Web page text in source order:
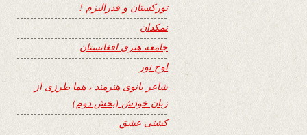
تورکستان و فدرالیزم !
نمکدان
جامعه هنری افغانستان
اوجِ نور
شاعر بانوی هنرمند ، هما طرزی از
زبان خودش (بخش دوم)
کشتی عشق